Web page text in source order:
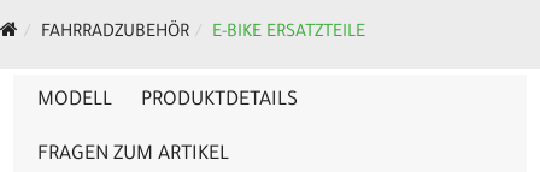
FAHRRADZUBEHÖR E-BIKE ERSATZTEILE
MODELL PRODUKTDETAILS
FRAGEN ZUM ARTIKEL